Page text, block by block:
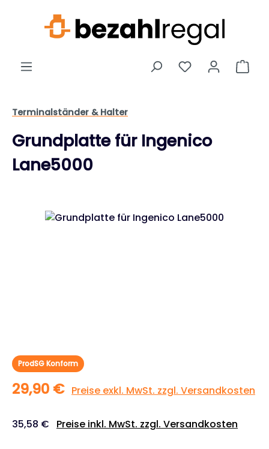
Zum Hauptinhalt springen
Terminalständer & Halter
Grundplatte für Ingenico
Lane5000
Bildergalerie überspringen
ProdSG Konform
29,90 € Preise exkl. MwSt. zzgl. Versandkosten
35,58 € Preise inkl. MwSt. zzgl. Versandkosten